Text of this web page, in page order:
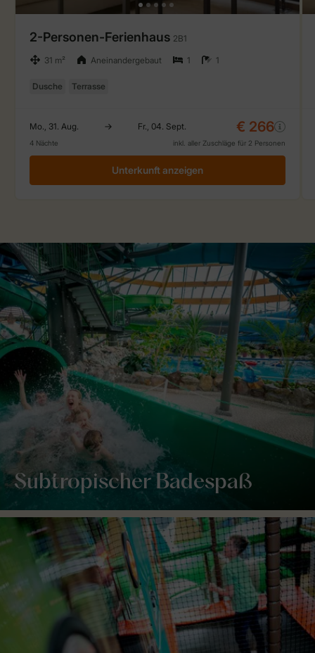
Subtropischer Badespaß